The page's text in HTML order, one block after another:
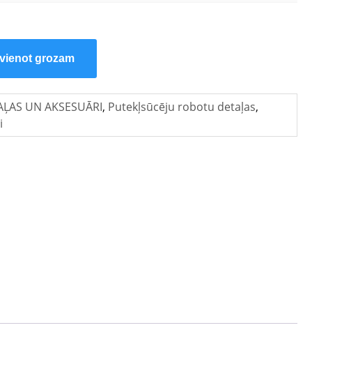
grozam
UN AKSESUĀRI, Putekļsūcēju robotu detaļas,